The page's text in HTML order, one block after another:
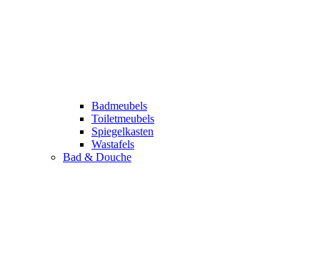
Badmeubels
Toiletmeubels
Spiegelkasten
Wastafels
Bad & Douche